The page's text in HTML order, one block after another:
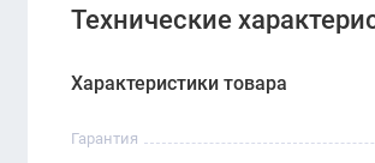
Усиленные трёхсекционные
Белый цвет и лаконичный
Технические
Характеристики товара
Гарантия